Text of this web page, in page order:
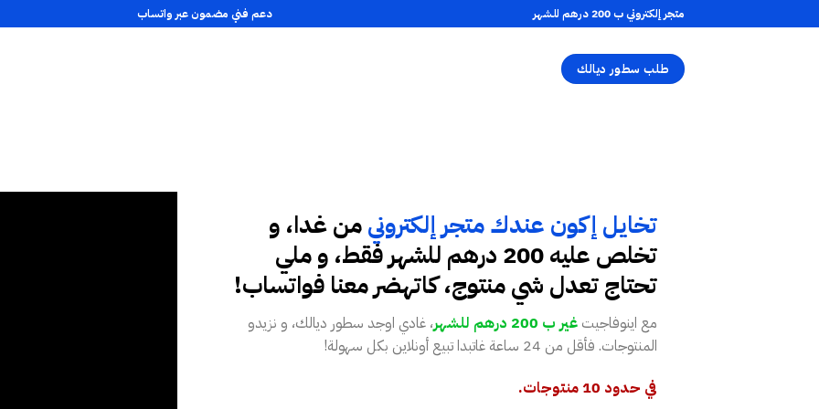
دعم فني مضمون عبر واتساب متجر إلكتروني ب 200 درهم للشهر
طلب سطور ديالك
تخايل إكون عندك متجر إلكترونيمن غدا، و
تخلص عليه 200 درهم للشهر فقط، و ملي
تحتاج تعدل شي منتوج، كاتهضر معنا فواتساب!
مع اينوفاجيت غير ب 200 درهم للشهر
، غادي اوجد سطور ديالك، و نزيدو
المنتوجات. فأقل من 24 ساعة غاتبدا تبيع أونلاين بكل سهولة!
في حدود 10 منتوجات.